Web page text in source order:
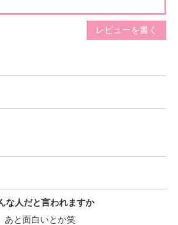
レビューを書く
な人だと言われますか
あと面白いとか笑